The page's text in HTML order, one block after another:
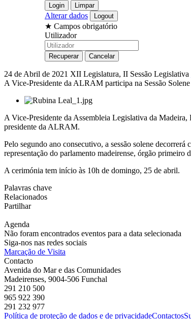
Alterar dados
★ Campos obrigatório
Utilizador
24 de Abril de 2021 XII Legislatura, II Sessão Legislativa
A Vice-Presidente da ALRAM participa na Sessão
A Vice-Presidente da Assembleia Legislativa da
presidente da ALRAM.
Pelo segundo ano consecutivo, a sessão solene
representação do parlamento madeirense, órgão primeiro
A cerimónia tem início às 10h de domingo, 25 de abril.
Palavras chave
Relacionados
Partilhar
Agenda
Não foram encontrados eventos para a data selecionada
Siga-nos nas redes sociais
Marcação de Visita
Contacto
Avenida do Mar e das Comunidades
Madeirenses, 9004-506 Funchal
291 210 500
965 922 390
291 232 977
Política de proteção de dados e de privacidadeContactos